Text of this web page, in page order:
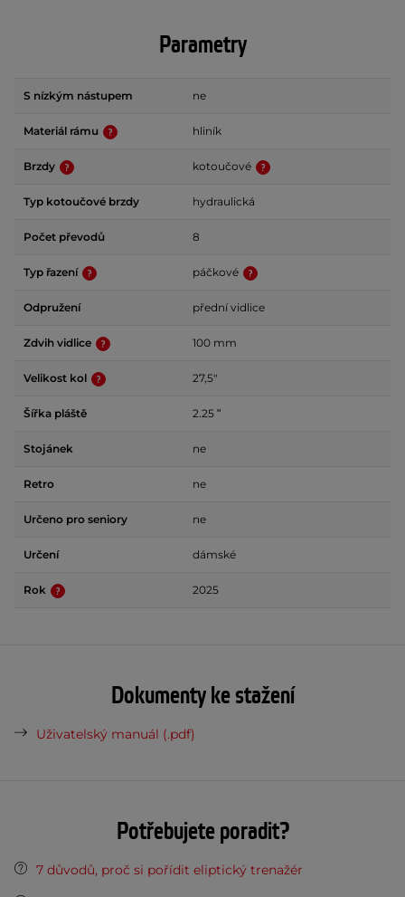
Parametry
S nízkým nástupem ne
Materiál rámu hliník
Brzdy kotoučové
Typ kotoučové brzdy hydraulická
Počet převodů 8
Typ řazení páčkové
Odpružení přední vidlice
Zdvih vidlice 100 mm
Velikost kol 27,5"
Šířka pláště 2.25 ʺ
Stojánek ne
Retro ne
Určeno pro seniory ne
Určení dámské
Rok 2025
Dokumenty ke stažení
Uživatelský manuál (.pdf)
Potřebujete poradit?
7 důvodů, proč si pořídit eliptický trenažér